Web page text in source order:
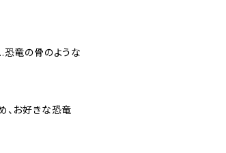
恐竜の骨のような
、お好きな恐竜